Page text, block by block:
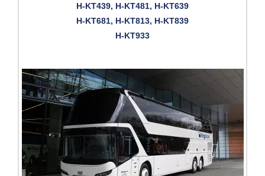
H-KT439, H-KT481, H-KT639
H-KT681, H-KT813, H-KT839
H-KT933